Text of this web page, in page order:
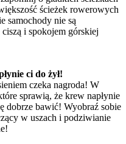
ścieżek rowerowych
samochody nie są
i spokojem górskiej
ci do żył!
czeka nagroda! W
sprawią, że krew napłynie
dobrze bawić! Wyobraź sobie
w uszach i podziwianie